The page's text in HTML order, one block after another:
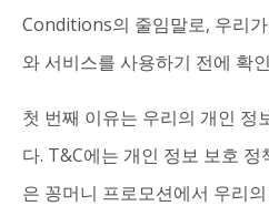
Conditions의 줄임말로, 우리
와 서비스를 사용하기 전에 확
첫 번째 이유는 우리의 개인 정
다. T&C에는 개인 정보 보호
은 꽁머니 프로모션에서 우리